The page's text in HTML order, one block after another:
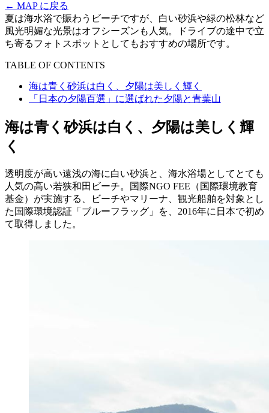
← MAP に戻る
夏は海水浴で賑わうビーチですが、白い砂浜や緑の松林など
風光明媚な光景はオフシーズンも人気。ドライブの途中で立
ち寄るフォトスポットとしてもおすすめの場所です。
TABLE OF CONTENTS
海は青く砂浜は白く、夕陽は美しく輝く
「日本の夕陽百選」に選ばれた夕陽と青葉山
海は青く砂浜は白く、夕陽は美しく輝
く
透明度が高い遠浅の海に白い砂浜と、海水浴場としてとても
人気の高い若狭和田ビーチ。国際NGO FEE（国際環境教育
基金）が実施する、ビーチやマリーナ、観光船舶を対象とし
た国際環境認証「ブルーフラッグ」を、2016年に日本で初め
て取得しました。